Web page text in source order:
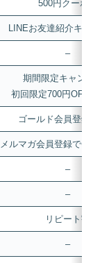
500円クーポ
LINEお友達紹介キ
–
期間限定キャン
初回限定700円OFF
ゴールド会員登録
メルマガ会員登録で
–
–
リピート割
–